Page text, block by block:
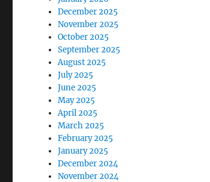
December 2025
November 2025
October 2025
September 2025
August 2025
July 2025
June 2025
May 2025
April 2025
March 2025
February 2025
January 2025
December 2024
November 2024